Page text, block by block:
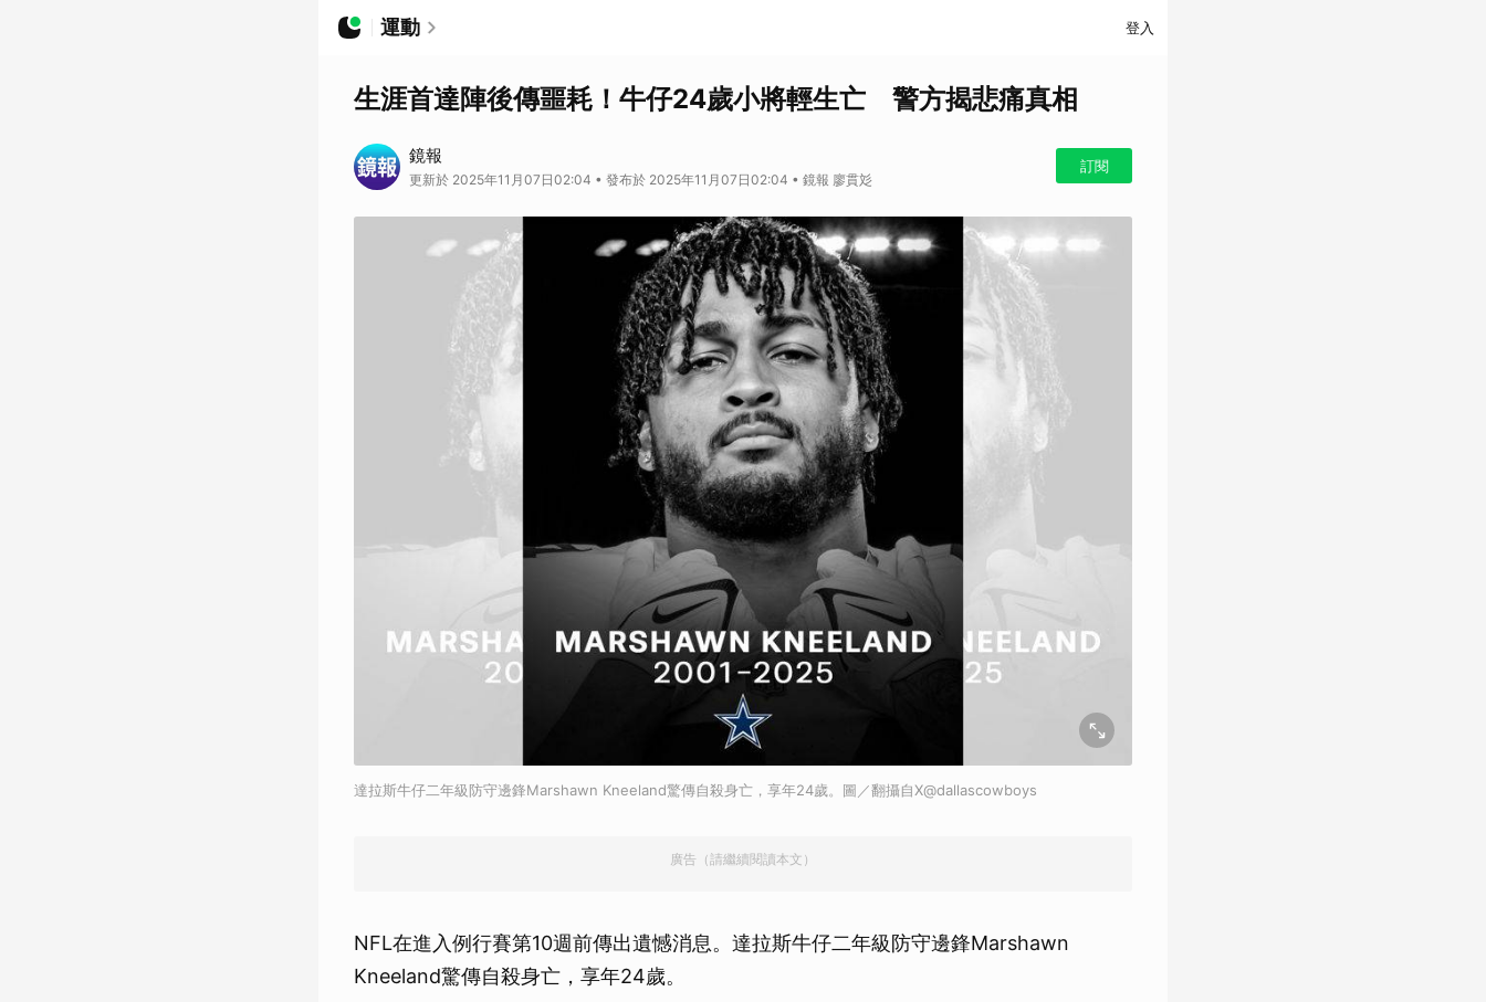
運動 登入
生涯首達陣後傳噩耗！牛仔24歲小將輕生亡 警方揭悲痛真相
鏡報
更新於 2025年11月07日02:04 • 發布於 2025年11月07日02:04 • 鏡報 廖貫彣
訂閱
達拉斯牛仔二年級防守邊鋒Marshawn Kneeland驚傳自殺身亡，享年24歲。圖／翻攝自X@dallascowboys
廣告（請繼續閱讀本文）
NFL在進入例行賽第10週前傳出遺憾消息。達拉斯牛仔二年級防守邊鋒Marshawn
Kneeland驚傳自殺身亡，享年24歲。